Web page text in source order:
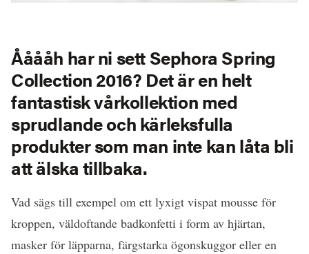
Ååååh har ni sett Sephora Spring
Collection 2016? Det är en helt
fantastisk vårkollektion med
sprudlande och kärleksfulla
produkter som man inte kan låta bli
att älska tillbaka.
Vad sägs till exempel om ett lyxigt vispat mousse för
kroppen, väldoftande badkonfetti i form av hjärtan,
masker för läpparna, färgstarka ögonskuggor eller en